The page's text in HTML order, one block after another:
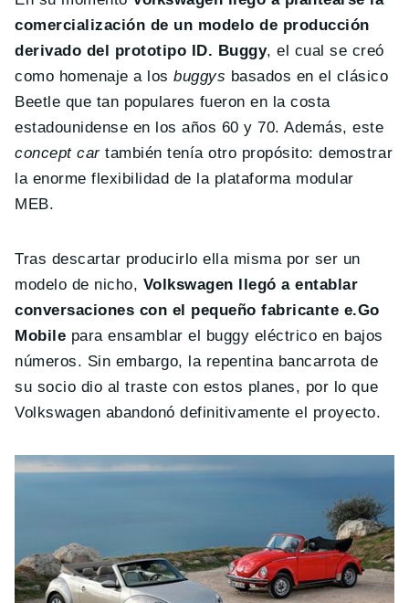
comercialización de un modelo de producción
derivado del prototipo ID. Buggy, el cual se creó
como homenaje a losbuggys basados en el clásico
Beetle que tan populares fueron en la costa
estadounidense en los años 60 y 70. Además, este
concept cartambién tenía otro propósito: demostrar
la enorme flexibilidad de la plataforma modular
MEB.
Tras descartar producirlo ella misma por ser un
modelo de nicho, Volkswagen llegó a entablar
conversaciones con el pequeño fabricante e.Go
Mobile para ensamblar el buggy eléctrico en bajos
números. Sin embargo, la repentina bancarrota de
su socio dio al traste con estos planes, por lo que
Volkswagen abandonó definitivamente el proyecto.